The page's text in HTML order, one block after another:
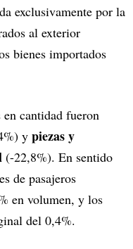
exclusivamente por la
al exterior
bienes importados
en cantidad fueron
y piezas y
(-22,8%). En sentido
de pasajeros
en volumen, y los
del 0,4%.